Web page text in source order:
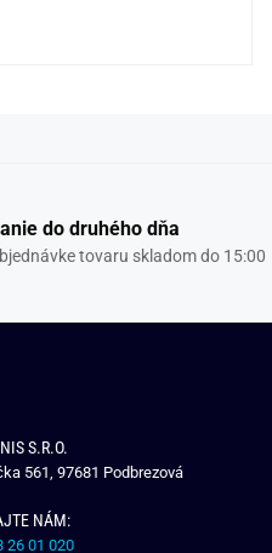
do druhého dňa
tovaru skladom do 15:00
S.R.O.
561, 97681 Podbrezová
NÁM:
26 01 020